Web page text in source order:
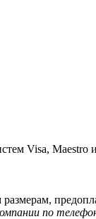
Visa, Maestro
по